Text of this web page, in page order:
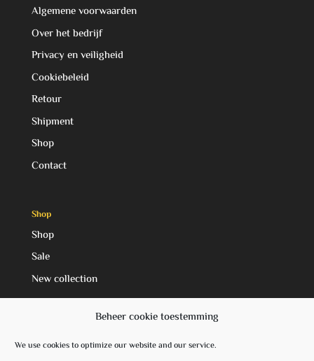
Beheer cookie toestemming
We use cookies to optimize our website and our service.
Algemene voorwaarden
Over het bedrijf
Privacy en veiligheid
Cookiebeleid
Retour
Shipment
Shop
Contact
Shop
Shop
Sale
New collection
Facebook